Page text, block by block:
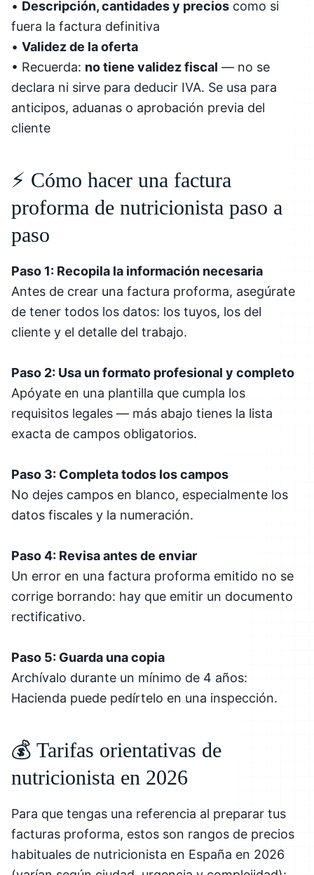
• Descripción, cantidades y precios como si
fuera la factura definitiva
• Validez de la oferta
• Recuerda: no tiene validez fiscal — no se
declara ni sirve para deducir IVA. Se usa para
anticipos, aduanas o aprobación previa del
cliente
⚡ Cómo hacer una factura
proforma de nutricionista paso a
paso
Paso 1: Recopila la información necesaria
Antes de crear una factura proforma, asegúrate
de tener todos los datos: los tuyos, los del
cliente y el detalle del trabajo.
Paso 2: Usa un formato profesional y completo
Apóyate en una plantilla que cumpla los
requisitos legales — más abajo tienes la lista
exacta de campos obligatorios.
Paso 3: Completa todos los campos
No dejes campos en blanco, especialmente los
datos fiscales y la numeración.
Paso 4: Revisa antes de enviar
Un error en una factura proforma emitido no se
corrige borrando: hay que emitir un documento
rectificativo.
Paso 5: Guarda una copia
Archívalo durante un mínimo de 4 años:
Hacienda puede pedírtelo en una inspección.
💰 Tarifas orientativas de
nutricionista en 2026
Para que tengas una referencia al preparar tus
facturas proforma, estos son rangos de precios
habituales de nutricionista en España en 2026